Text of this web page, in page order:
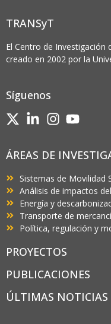
TRANSyT
El Centro de Investigación
creado en 2002 por la
Síguenos
ÁREAS DE
Sistemas de Movilidad
Análisis de impactos
Energía y
Transporte de
Política, regulación y
PROYECTOS
PUBLICACIONES
ÚLTIMAS NOTICIAS